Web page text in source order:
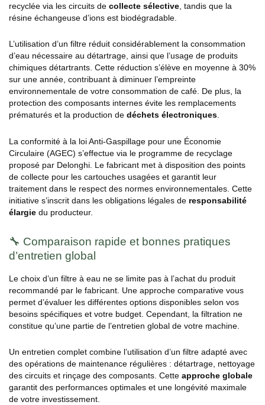
recyclée via les circuits de collecte sélective , tandis que la
résine échangeuse d’ions est biodégradable.
L’utilisation d’un filtre réduit considérablement la consommation
d’eau nécessaire au détartrage, ainsi que l’usage de produits
chimiques détartrants. Cette réduction s’élève en moyenne à 30%
sur une année, contribuant à diminuer l’empreinte
environnementale de votre consommation de café. De plus, la
protection des composants internes évite les remplacements
prématurés et la production de déchets électroniques.
La conformité à la loi Anti-Gaspillage pour une Économie
Circulaire (AGEC) s’effectue via le programme de recyclage
proposé par Delonghi. Le fabricant met à disposition des points
de collecte pour les cartouches usagées et garantit leur
traitement dans le respect des normes environnementales. Cette
initiative s’inscrit dans les obligations légales de responsabilité
élargie du producteur.
🔧 Comparaison rapide et bonnes pratiques
d’entretien global
Le choix d’un filtre à eau ne se limite pas à l’achat du produit
recommandé par le fabricant. Une approche comparative vous
permet d’évaluer les différentes options disponibles selon vos
besoins spécifiques et votre budget. Cependant, la filtration ne
constitue qu’une partie de l’entretien global de votre machine.
Un entretien complet combine l’utilisation d’un filtre adapté avec
des opérations de maintenance régulières : détartrage, nettoyage
des circuits et rinçage des composants. Cette approche globale
garantit des performances optimales et une longévité maximale
de votre investissement.